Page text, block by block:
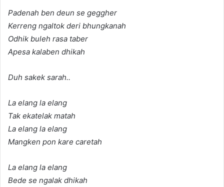
Padenah ben deun se geggher
Kerreng ngaltok deri bhungkanah
Odhik buleh rasa taber
Apesa kalaben dhikah
Duh sakek sarah..
La elang la elang
Tak ekatelak matah
La elang la elang
Mangken pon kare caretah
La elang la elang
Bede se ngalak dhikah